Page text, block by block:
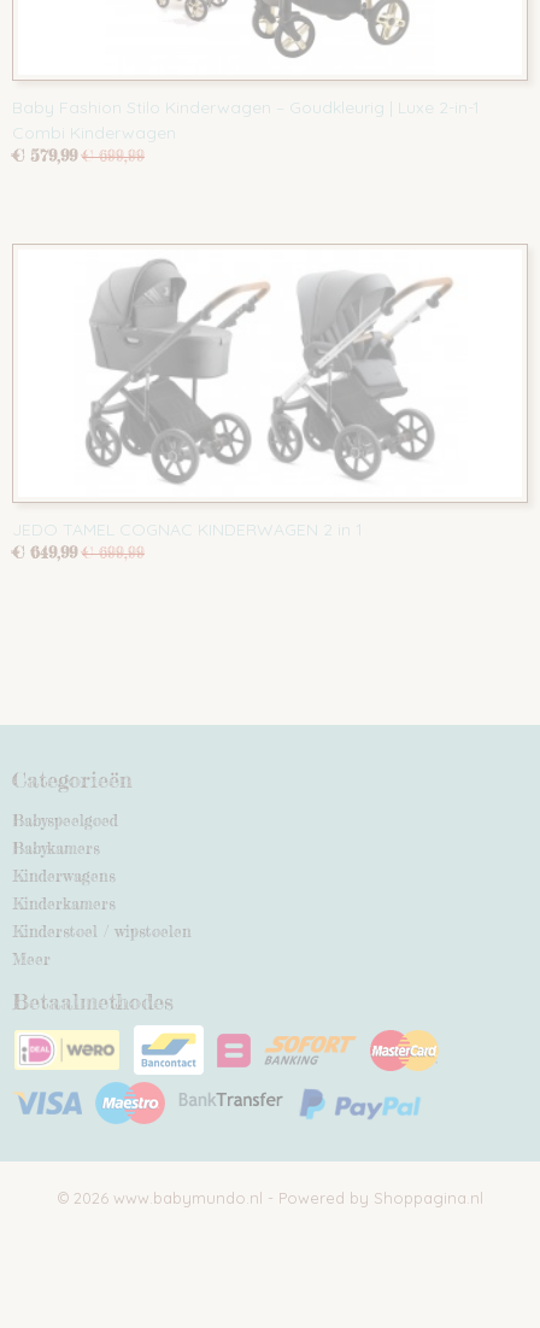
Baby Fashion Stilo Kinderwagen – Goudkleurig | Luxe 2-in-1
Combi Kinderwagen
€ 579,99 € 699,99
JEDO TAMEL COGNAC KINDERWAGEN 2 in 1
€ 649,99 € 699,99
Categorieën
Babyspeelgoed
Babykamers
Kinderwagens
Kinderkamers
Kinderstoel / wipstoelen
Meer
Betaalmethodes
© 2026 www.babymundo.nl - Powered by Shoppagina.nl